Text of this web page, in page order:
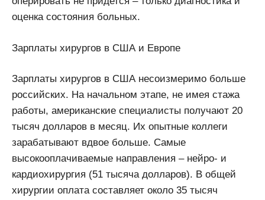
оценка состояния больных.
Зарплаты хирургов в США и Европе
Зарплаты хирургов в США несоизмеримо больше
российских. На начальном этапе, не имея стажа
работы, американские специалисты получают 20
тысяч долларов в месяц. Их опытные коллеги
зарабатывают вдвое больше. Самые
высокооплачиваемые направления – нейро- и
кардиохирургия (51 тысяча долларов). В общей
хирургии оплата составляет около 35 тысяч